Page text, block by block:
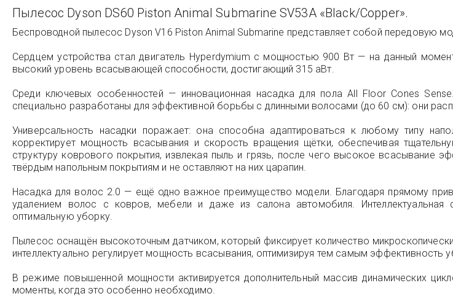
Пылесос Dyson DS60 Piston Animal Submarine SV53A «Black/Copper».
Беспроводной пылесос Dyson V16 Piston Animal Submarine представляет собой передовую
Сердцем устройства стал двигатель Hyperdymium с мощностью 900 Вт — на данный
высокий уровень всасывающей способности, достигающий 315 аВт.
Среди ключевых особенностей — инновационная насадка для пола All Floor Cones
специально разработаны для эффективной борьбы с длинными волосами (до 60 см): они
Универсальность насадки поражает: она способна адаптироваться к любому типу
корректирует мощность всасывания и скорость вращения щётки, обеспечивая
структуру коврового покрытия, извлекая пыль и грязь, после чего высокое всасывание
твёрдым напольным покрытиям и не оставляют на них царапин.
Насадка для волос 2.0 — ещё одно важное преимущество модели. Благодаря прямому
удалением волос с ковров, мебели и даже из салона автомобиля. Интеллектуальная
оптимальную уборку.
Пылесос оснащён высокоточным датчиком, который фиксирует количество
интеллектуально регулирует мощность всасывания, оптимизируя тем самым эффективность
В режиме повышенной мощности активируется дополнительный массив динамических
моменты, когда это особенно необходимо.